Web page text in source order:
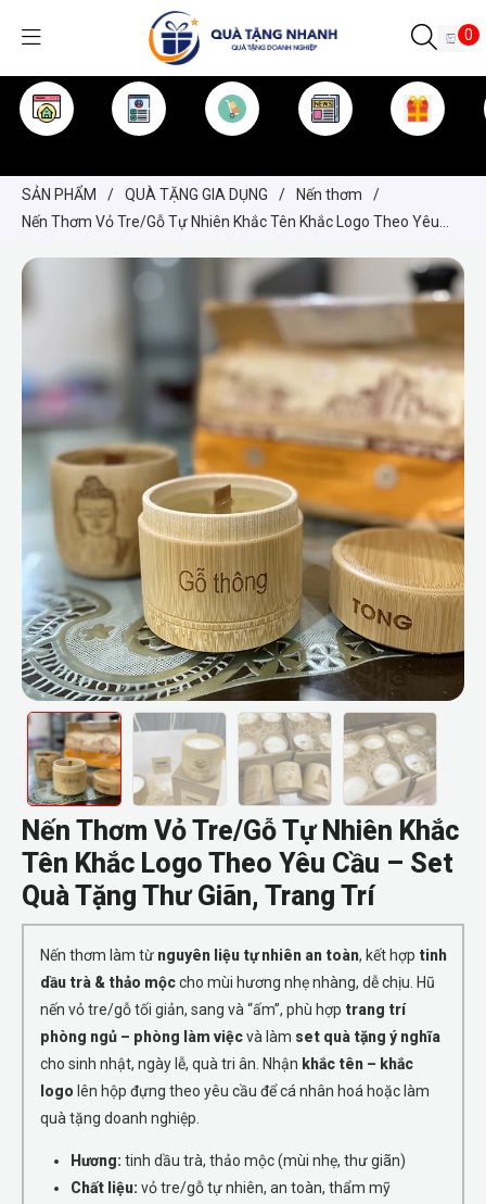
0
SẢN PHẨM / QUÀ TẶNG GIA DỤNG / Nến thơm
/
Nến Thơm Vỏ Tre/Gỗ Tự Nhiên Khắc Tên Khắc Logo Theo Yêu
Nến Thơm Vỏ Tre/Gỗ Tự Nhiên Khắc
Tên Khắc Logo Theo Yêu Cầu – Set
Quà Tặng Thư Giãn, Trang Trí
Nến thơm làm từ nguyên liệu tự nhiên an toàn, kết hợp tinh
dầu trà & thảo mộccho mùi hương nhẹ nhàng, dễ chịu. Hũ
nến vỏ tre/gỗ tối giản, sang và “ấm”, phù hợp trang trí
phòng ngủ – phòng làm việcvà làm set quà tặng ý nghĩa
cho sinh nhật, ngày lễ, quà tri ân. Nhận khắc tên – khắc
logo lên hộp đựng theo yêu cầu để cá nhân hoá hoặc làm
quà tặng doanh nghiệp.
Hương: tinh dầu trà, thảo mộc (mùi nhẹ, thư giãn)
Chất liệu: vỏ tre/gỗ tự nhiên, an toàn, thẩm mỹ